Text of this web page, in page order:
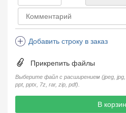
Steam Trap
Компенсатор
Пламегаситель
Добавить строку в заказ
Прикрепить файлы
Выберите файл с расширением (jpeg,
ppt, pptx, 7z, rar, zip, pdf).
В